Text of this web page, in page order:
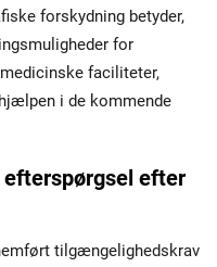
forskydning betyder,
for
faciliteter,
i de kommende
efter
tilgængelighedskrav